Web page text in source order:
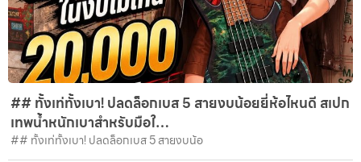
## ทั้งเท่ทั้งเบา! ปลดล็อกเบส 5 สายงบน้อยยี่ห้อไหนดี สเปก
เทพน้ำหนักเบาสำหรับมือใ…
## ทั้งเท่ทั้งเบา! ปลดล็อกเบส 5 สายงบน้อ